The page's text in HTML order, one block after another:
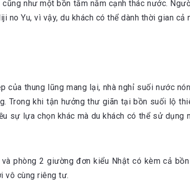
như một bồn tắm nằm cạnh thác nước.
no Yu, vì vậy, du khách có thể dành thời gian cả
của thung lũng mang lại, nhà nghỉ suối nước
Trong khi tận hưởng thư giãn tại bồn suối lộ
sự lựa chọn khác mà du khách có thể sử
phòng 2 giường đơn kiểu Nhật có kèm cả
vô cùng riêng tư.